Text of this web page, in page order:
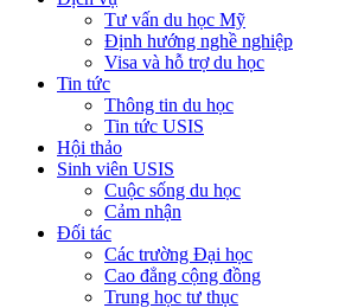
Tư vấn du học Mỹ
Định hướng nghề nghiệp
Visa và hỗ trợ du học
Tin tức
Thông tin du học
Tin tức USIS
Hội thảo
Sinh viên USIS
Cuộc sống du học
Cảm nhận
Đối tác
Các trường Đại học
Cao đẳng cộng đồng
Trung học tư thục